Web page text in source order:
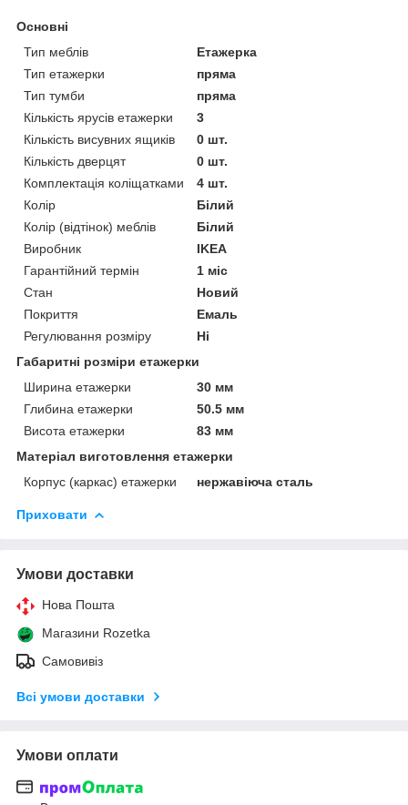
Основні
Тип меблів
Етажерка
Тип етажерки
пряма
Тип тумби
пряма
Кількість ярусів етажерки
3
Кількість висувних ящиків
0 шт.
Кількість дверцят
0 шт.
Комплектація коліщатками
4 шт.
Колір
Білий
Колір (відтінок) меблів
Білий
Виробник
IKEA
Гарантійний термін
1 міс
Стан
Новий
Покриття
Емаль
Регулювання розміру
Ні
Габаритні розміри етажерки
Ширина етажерки
30 мм
Глибина етажерки
50.5 мм
Висота етажерки
83 мм
Матеріал виготовлення етажерки
Корпус (каркас) етажерки
нержавіюча сталь
Приховати
Умови доставки
Нова Пошта
Магазини Rozetka
Самовивіз
Всі умови доставки
Умови оплати